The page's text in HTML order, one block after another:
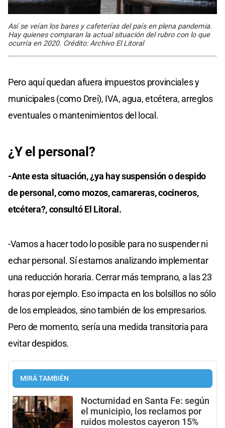
Así se veían los bares y cafeterías del país en plena pandemia.
Hay quienes comparan la actual situación del rubro con lo que
ocurría en 2020. Crédito: Archivo El Litoral
Pero aquí quedan afuera impuestos provinciales y
municipales (como Drei), IVA, agua, etcétera, arreglos
eventuales o mantenimientos del local.
¿Y el personal?
-Ante esta situación, ¿ya hay suspensión o despido
de personal, como mozos, camareras, cocineros,
etcétera?, consultó El Litoral.
-Vamos a hacer todo lo posible para no suspender ni
echar personal. Sí estamos analizando implementar
una reducción horaria. Cerrar más temprano, a las 23
horas por ejemplo. Eso impacta en los bolsillos no sólo
de los empleados, sino también de los empresarios.
Pero de momento, sería una medida transitoria para
evitar despidos.
MIRÁ TAMBIÉN
Nocturnidad en Santa Fe: según
el municipio, los reclamos por
ruidos molestos cayeron 15%